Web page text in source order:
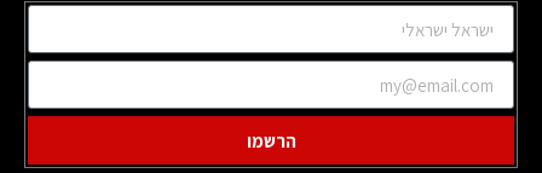
הרשמו